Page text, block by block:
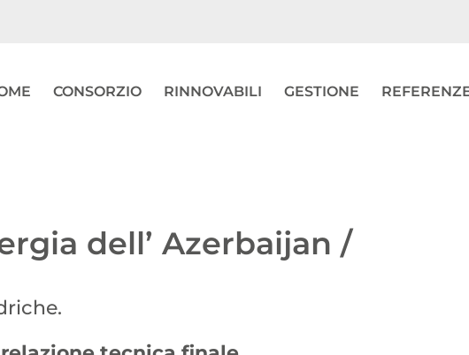
CONSORZIO RINNOVABILI GESTIONE
dell’ Azerbaijan /